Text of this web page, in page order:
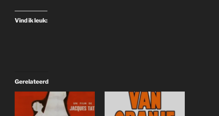
Vind ik leuk:
Gerelateerd